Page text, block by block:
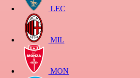
LEC
MIL
MON